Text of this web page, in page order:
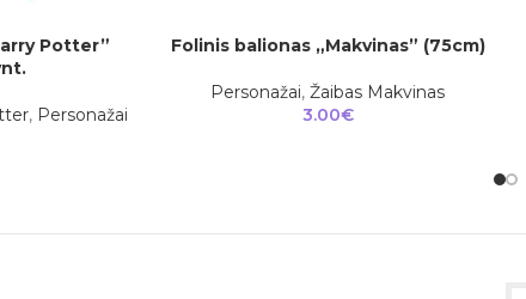
Potter”
, Personažai
Į KREPŠELĮ
Folinis balionas „Makvinas” (75cm)
Personažai, Žaibas Makvinas
3.00€